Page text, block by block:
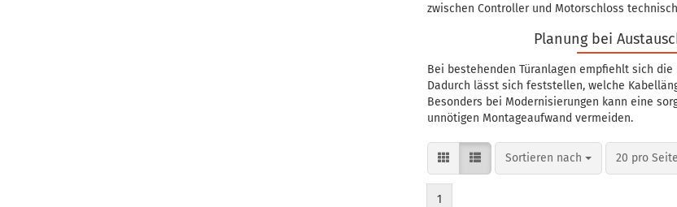
zwischen Controller und Motorschloss
Planung bei
Bei bestehenden Türanlagen empfiehlt sich
Dadurch lässt sich feststellen, welche
Besonders bei Modernisierungen kann eine
unnötigen Montageaufwand vermeiden.
Sortieren nach
Sortieren nach 20 pro Seite
pro Seite
1